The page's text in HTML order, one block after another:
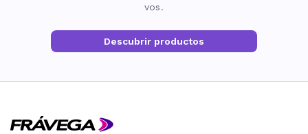
vos.
Descubrir productos